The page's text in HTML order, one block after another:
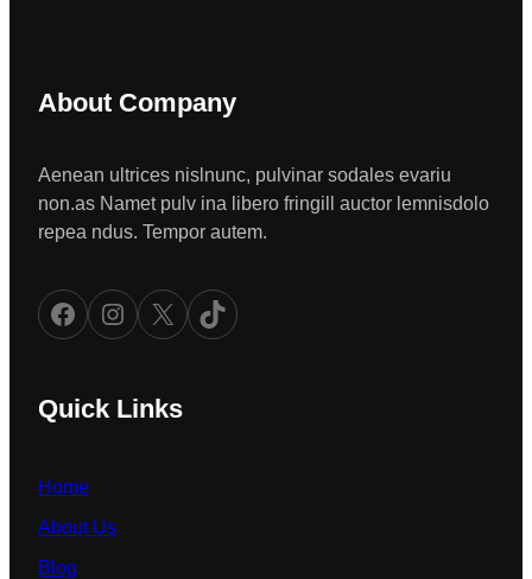
About Company
Aenean ultrices nislnunc, pulvinar sodales evariu
non.as Namet pulv ina libero fringill auctor lemnisdolo
repea ndus. Tempor autem.
Facebook Instagram X TikTok
Quick Links
Home
About Us
Blog